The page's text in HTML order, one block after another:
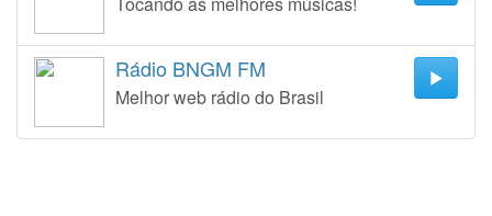
Rádio BNGM FM
Melhor web rádio do Brasil